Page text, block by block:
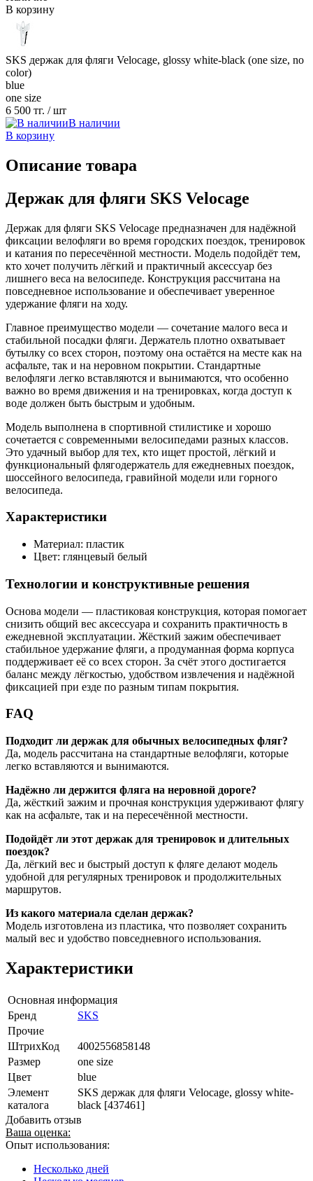
В корзину
SKS держак для фляги Velocage, glossy white-black (one size, no
color)
blue
one size
6 500 тг. / шт
В наличии
В корзину
Описание товара
Держак для фляги SKS Velocage
Держак для фляги SKS Velocage предназначен для надёжной
фиксации велофляги во время городских поездок, тренировок
и катания по пересечённой местности. Модель подойдёт тем,
кто хочет получить лёгкий и практичный аксессуар без
лишнего веса на велосипеде. Конструкция рассчитана на
повседневное использование и обеспечивает уверенное
удержание фляги на ходу.
Главное преимущество модели — сочетание малого веса и
стабильной посадки фляги. Держатель плотно охватывает
бутылку со всех сторон, поэтому она остаётся на месте как на
асфальте, так и на неровном покрытии. Стандартные
велофляги легко вставляются и вынимаются, что особенно
важно во время движения и на тренировках, когда доступ к
воде должен быть быстрым и удобным.
Модель выполнена в спортивной стилистике и хорошо
сочетается с современными велосипедами разных классов.
Это удачный выбор для тех, кто ищет простой, лёгкий и
функциональный флягодержатель для ежедневных поездок,
шоссейного велосипеда, гравийной модели или горного
велосипеда.
Характеристики
Материал: пластик
Цвет: глянцевый белый
Технологии и конструктивные решения
Основа модели — пластиковая конструкция, которая помогает
снизить общий вес аксессуара и сохранить практичность в
ежедневной эксплуатации. Жёсткий зажим обеспечивает
стабильное удержание фляги, а продуманная форма корпуса
поддерживает её со всех сторон. За счёт этого достигается
баланс между лёгкостью, удобством извлечения и надёжной
фиксацией при езде по разным типам покрытия.
FAQ
Подходит ли держак для обычных велосипедных фляг?
Да, модель рассчитана на стандартные велофляги, которые
легко вставляются и вынимаются.
Надёжно ли держится фляга на неровной дороге?
Да, жёсткий зажим и прочная конструкция удерживают флягу
как на асфальте, так и на пересечённой местности.
Подойдёт ли этот держак для тренировок и длительных
поездок?
Да, лёгкий вес и быстрый доступ к фляге делают модель
удобной для регулярных тренировок и продолжительных
маршрутов.
Из какого материала сделан держак?
Модель изготовлена из пластика, что позволяет сохранить
малый вес и удобство повседневного использования.
Характеристики
Основная информация
Бренд
SKS
Прочие
ШтрихКод
4002556858148
Размер
one size
Цвет
blue
Элемент
каталога
SKS держак для фляги Velocage, glossy white-
black [437461]
Добавить отзыв
Ваша оценка:
Опыт использования:
Несколько дней